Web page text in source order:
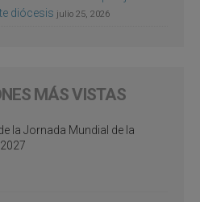
diócesis julio 25, 2026
MÁS VISTAS
la Jornada Mundial de la